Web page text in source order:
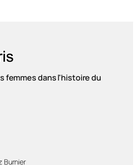
femmes dans l'histoire du
Burnier